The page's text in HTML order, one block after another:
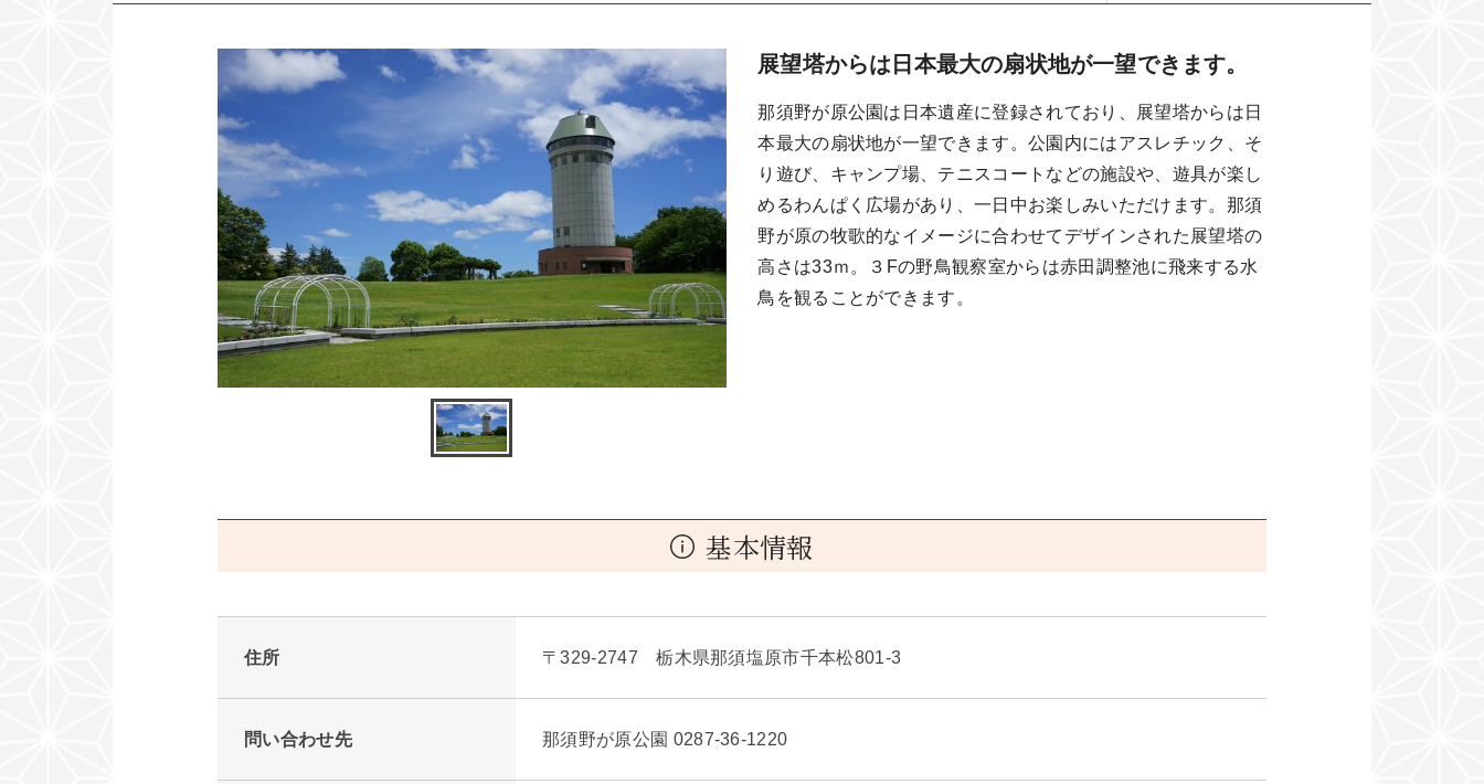
展望塔からは日本最大の扇状地が一望できます。
那須野が原公園は日本遺産に登録されており、展望塔からは日
本最大の扇状地が一望できます。公園内にはアスレチック、そ
り遊び、キャンプ場、テニスコートなどの施設や、遊具が楽し
めるわんぱく広場があり、一日中お楽しみいただけます。那須
野が原の牧歌的なイメージに合わせてデザインされた展望塔の
高さは33ｍ。３Fの野鳥観察室からは赤田調整池に飛来する水
鳥を観ることができます。
基本情報
住所 〒329-2747 栃木県那須塩原市千本松801-3
問い合わせ先 那須野が原公園 0287-36-1220